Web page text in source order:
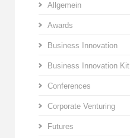
Allgemein
Awards
Business Innovation
Business Innovation Kit
Conferences
Corporate Venturing
Futures